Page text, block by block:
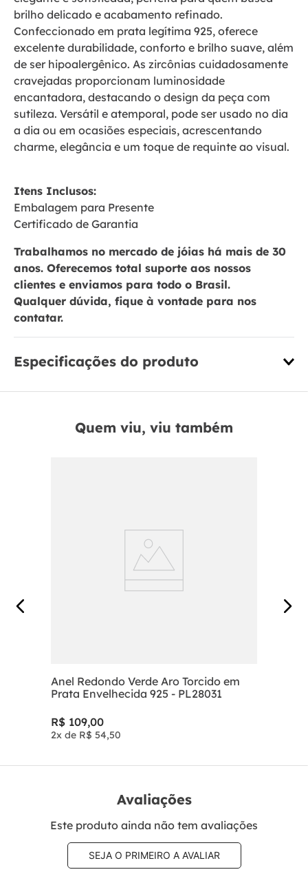
brilho delicado e acabamento refinado.
Confeccionado em prata legítima 925, oferece
excelente durabilidade, conforto e brilho suave, além
de ser hipoalergênico. As zircônias cuidadosamente
cravejadas proporcionam luminosidade
encantadora, destacando o design da peça com
sutileza. Versátil e atemporal, pode ser usado no dia
a dia ou em ocasiões especiais, acrescentando
charme, elegância e um toque de requinte ao visual.
Itens Inclusos:
Embalagem para Presente
Certificado de Garantia
Trabalhamos no mercado de jóias há mais de 30
anos. Oferecemos total suporte aos nossos
clientes e enviamos para todo o Brasil.
Qualquer dúvida, fique à vontade para nos
contatar.
Especificações do produto
Quem viu, viu também
Anel Redondo Verde Aro Torcido em
Prata Envelhecida 925 - PL28031
R$ 109,00
2x de R$ 54,50
Avaliações
Este produto ainda não tem avaliações
SEJA O PRIMEIRO A AVALIAR